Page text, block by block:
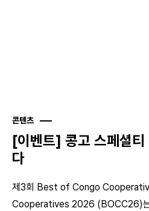
콘텐츠
[이벤트] 콩고 스페셜티
다
제3회 Best of Congo
Cooperatives 2026 (BOCC26)는